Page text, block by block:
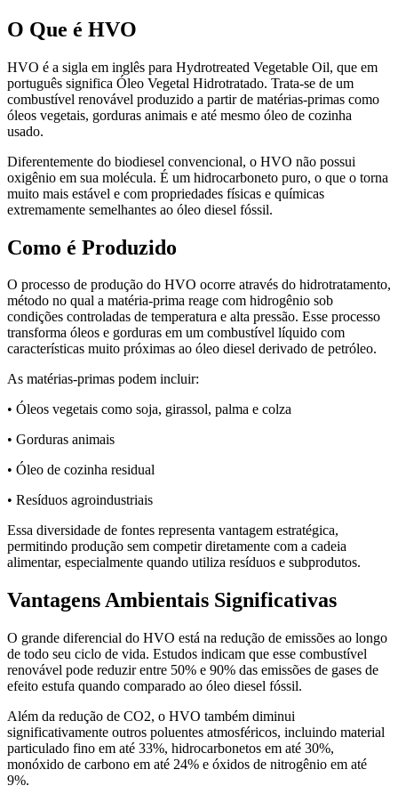
O Que é HVO
HVO é a sigla em inglês para Hydrotreated Vegetable Oil, que em
português significa Óleo Vegetal Hidrotratado. Trata-se de um
combustível renovável produzido a partir de matérias-primas como
óleos vegetais, gorduras animais e até mesmo óleo de cozinha
usado.
Diferentemente do biodiesel convencional, o HVO não possui
oxigênio em sua molécula. É um hidrocarboneto puro, o que o torna
muito mais estável e com propriedades físicas e químicas
extremamente semelhantes ao óleo diesel fóssil.
Como é Produzido
O processo de produção do HVO ocorre através do hidrotratamento,
método no qual a matéria-prima reage com hidrogênio sob
condições controladas de temperatura e alta pressão. Esse processo
transforma óleos e gorduras em um combustível líquido com
características muito próximas ao óleo diesel derivado de petróleo.
As matérias-primas podem incluir:
• Óleos vegetais como soja, girassol, palma e colza
• Gorduras animais
• Óleo de cozinha residual
• Resíduos agroindustriais
Essa diversidade de fontes representa vantagem estratégica,
permitindo produção sem competir diretamente com a cadeia
alimentar, especialmente quando utiliza resíduos e subprodutos.
Vantagens Ambientais Significativas
O grande diferencial do HVO está na redução de emissões ao longo
de todo seu ciclo de vida. Estudos indicam que esse combustível
renovável pode reduzir entre 50% e 90% das emissões de gases de
efeito estufa quando comparado ao óleo diesel fóssil.
Além da redução de CO2, o HVO também diminui
significativamente outros poluentes atmosféricos, incluindo material
particulado fino em até 33%, hidrocarbonetos em até 30%,
monóxido de carbono em até 24% e óxidos de nitrogênio em até
9%.